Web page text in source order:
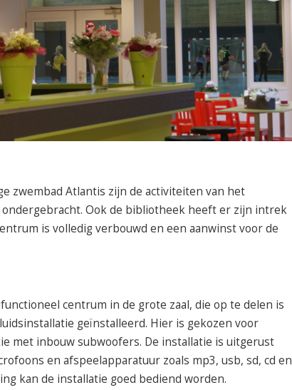
zwembad Atlantis zijn de activiteiten van het
Ook de bibliotheek heeft er zijn intrek
is volledig verbouwd en een aanwinst voor de
centrum in de grote zaal, die op te delen is
geïnstalleerd. Hier is gekozen voor
met inbouw subwoofers. De installatie is uitgerust
en afspeelapparatuur zoals mp3, usb, sd, cd en
kan de installatie goed bediend worden.